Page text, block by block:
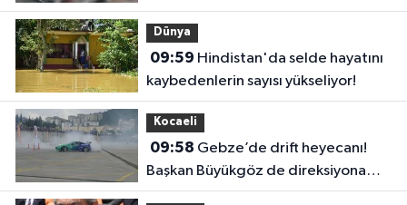
Dünya
09:59
kaybedenlerin sayısı yükseliyor!
Kocaeli
09:58
Başkan Büyükgöz de direksiyona
geçti